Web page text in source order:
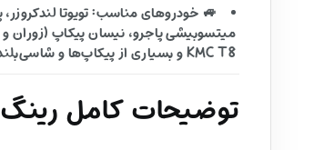
KMC T8 و بسیاری از پیکاپ‌ها و شاسی‌بلندهای چینی موجود در بازار ایران
توضیحات کامل رینگ